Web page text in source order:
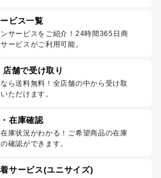
ビス一覧
サービスをご紹介！24時間365日商
ービスがご利用可能。
舗で受け取り
ら送料無料！全店舗の中から受け取
ただけます。
在庫確認
庫状況がわかる！ご希望商品の在庫
確認ができます。
サービス(ユニサイズ)